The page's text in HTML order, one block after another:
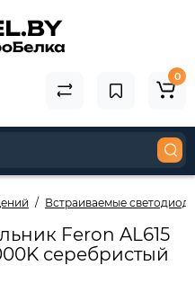
0
Встраиваемые
Feron AL615
серебристый